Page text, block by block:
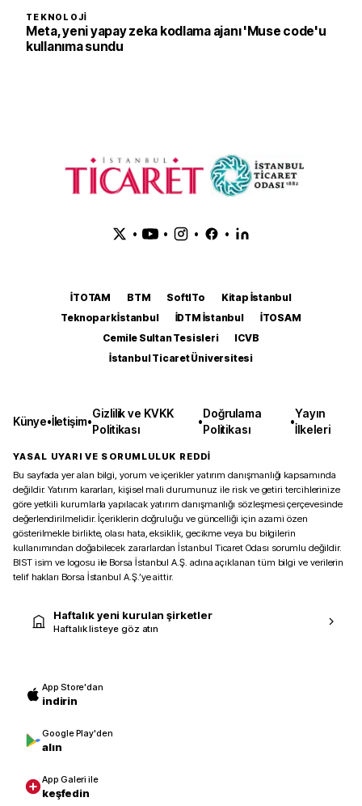
TEKNOLOJI
Meta, yeni yapay zeka kodlama ajanı 'Muse code'u
kullanıma sundu
• • • •
İTOTAM BTM SoftITo
Kitap İstanbul
Teknopark İstanbul
İDTM İstanbul
İTOSAM
Cemile Sultan Tesisleri
ICVB
İstanbul Ticaret Üniversitesi
Künye•İletişim•
Gizlilik ve KVKK
Politikası
•
Doğrulama
Politikası
•
Yayın
İlkeleri
YASAL UYARI VE SORUMLULUK REDDİ
Bu sayfada yer alan bilgi, yorum ve içerikler yatırım danışmanlığı kapsamında
değildir. Yatırım kararları, kişisel mali durumunuz ile risk ve getiri tercihlerinize
göre yetkili kurumlarla yapılacak yatırım danışmanlığı sözleşmesi çerçevesinde
değerlendirilmelidir. İçeriklerin doğruluğu ve güncelliği için azami özen
gösterilmekle birlikte, olası hata, eksiklik, gecikme veya bu bilgilerin
kullanımından doğabilecek zararlardan İstanbul Ticaret Odası sorumlu değildir.
BIST isim ve logosu ile Borsa İstanbul A.Ş. adına açıklanan tüm bilgi ve verilerin
telif hakları Borsa İstanbul A.Ş.’ye aittir.
Haftalık yeni kurulan şirketler
Haftalık listeye göz atın
App Store'dan
indirin
Google Play'den
alın
App Galeri ile
keşfedin